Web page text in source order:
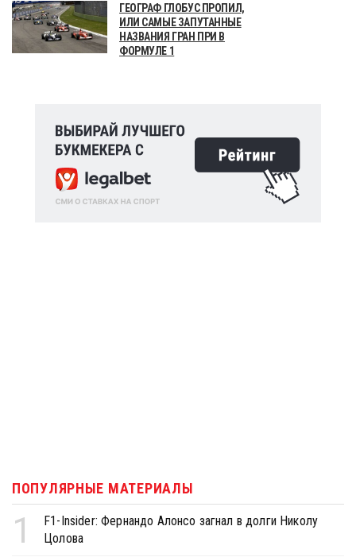
ГЕОГРАФ ГЛОБУС ПРОПИЛ,
ИЛИ САМЫЕ ЗАПУТАННЫЕ
НАЗВАНИЯ ГРАН ПРИ В
ФОРМУЛЕ 1
ПОПУЛЯРНЫЕ МАТЕРИАЛЫ
1
F1-Insider: Фернандо Алонсо загнал в долги Николу
Цолова